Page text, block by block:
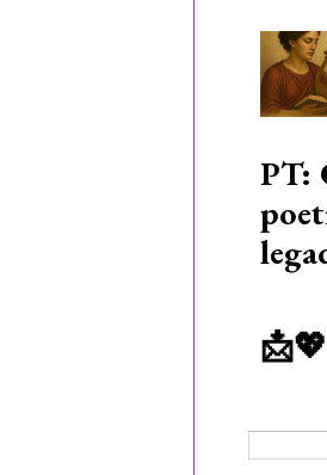
PT: